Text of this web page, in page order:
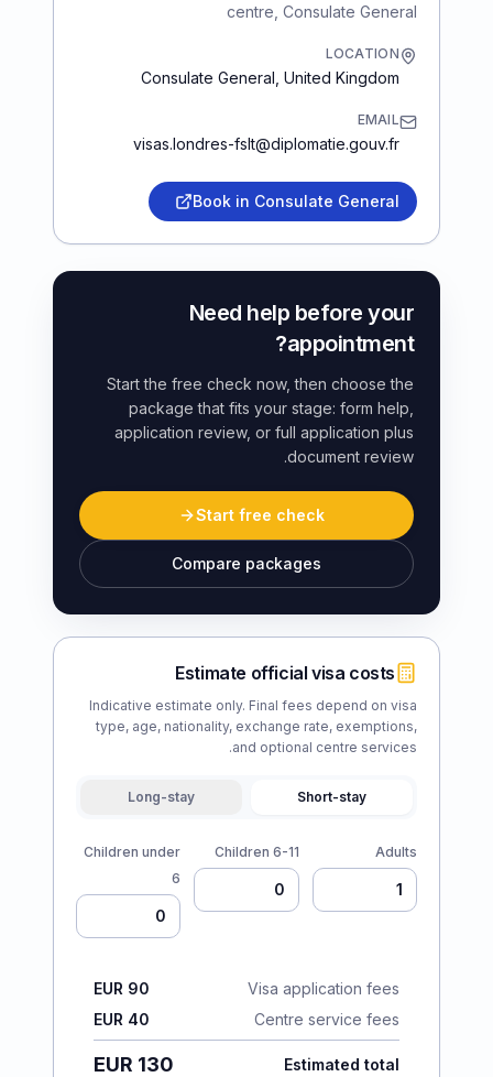
centre, Consulate General
LOCATION
Consulate General United Kingdom
EMAIL
visas.londres-fslt@diplomatie.gouv.fr
Book in Consulate General
Need help before your
appointment?
Start the free check now, then choose the
package that fits your stage: form help,
application review, or full application plus
document review.
Start free check
Compare packages
Estimate official visa costs
Indicative estimate only. Final fees depend on visa
type, age, nationality, exchange rate, exemptions,
and optional centre services.
Short-stay
Long-stay
Adults
Children 6-11
Children under
6
Visa application fees
EUR 90
Centre service fees
EUR 40
Estimated total
EUR 130